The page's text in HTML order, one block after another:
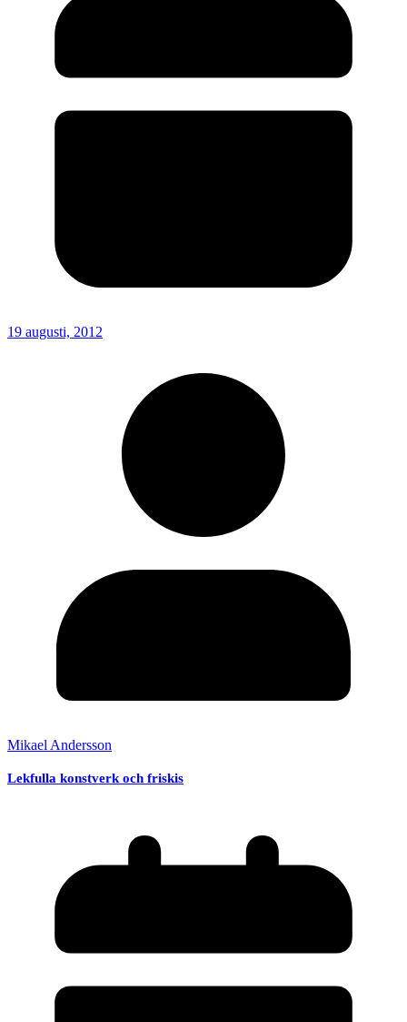
19 augusti, 2012
Mikael Andersson
Lekfulla konstverk och friskis